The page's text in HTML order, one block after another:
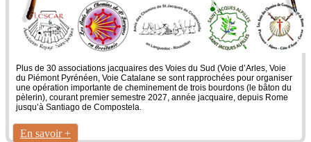
Plus de 30 associations jacquaires des Voies du Sud (Voie d’Arles, Voie
du Piémont Pyrénéen, Voie Catalane se sont rapprochées pour organiser
une opération importante de cheminement de trois bourdons (le bâton du
pèlerin), courant premier semestre 2027, année jacquaire, depuis Rome
jusqu’à Santiago de Compostela.
En savoir +